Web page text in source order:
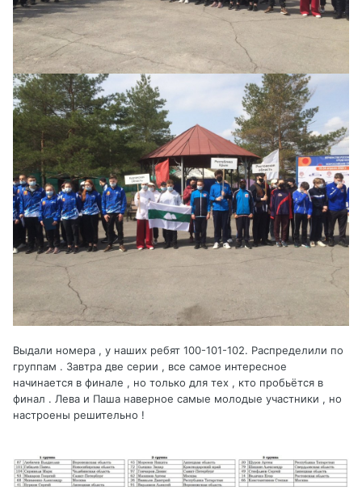
Выдали номера , у наших ребят 100-101-102. Распределили по
группам . Завтра две серии , все самое интересное
начинается в финале , но только для тех , кто пробьётся в
финал . Лева и Паша наверное самые молодые участники , но
настроены решительно !